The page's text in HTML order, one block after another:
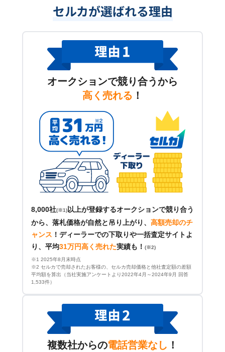
セルカが選ばれる理由
オークションで競り合うから
高く売れる ！
8,000社(※1) 以上が登録するオークションで競り合う
から、落札価格が自然と吊り上がり、 高額売却のチ
ャンス ！ ディーラーでの下取りや一括査定サイトよ
り、平均31万円高く売れた実績も！ (※2)
※1 2025年8月末時点
※2 セルカで売却されたお客様の、セルカ売却価格と他社査定額の差額
平均額を算出（当社実施アンケートより2022年4月～2024年9月 回答
1,533件）
複数社からの電話営業なし ！